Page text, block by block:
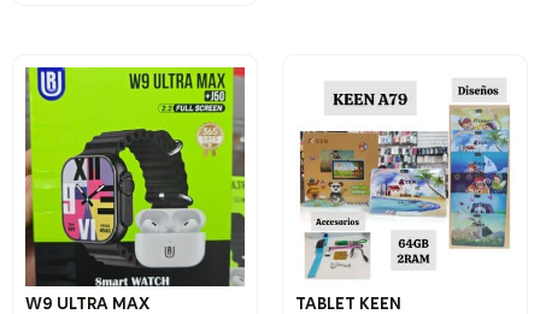
W9 ULTRA MAX TABLET KEEN